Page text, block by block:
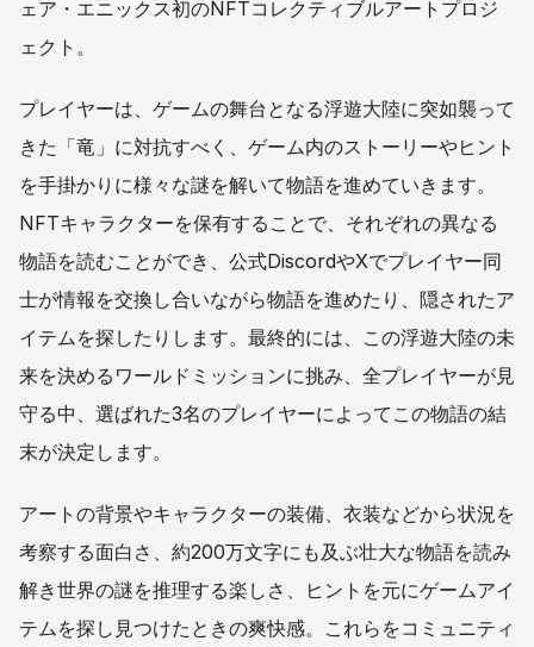
ェア・エニックス初のNFTコレクティブルアートプロジ
ェクト。
プレイヤーは、ゲームの舞台となる浮遊大陸に突如襲って
きた「竜」に対抗すべく、ゲーム内のストーリーやヒント
を手掛かりに様々な謎を解いて物語を進めていきます。
NFTキャラクターを保有することで、それぞれの異なる
物語を読むことができ、公式DiscordやXでプレイヤー同
士が情報を交換し合いながら物語を進めたり、隠されたア
イテムを探したりします。最終的には、この浮遊大陸の未
来を決めるワールドミッションに挑み、全プレイヤーが見
守る中、選ばれた3名のプレイヤーによってこの物語の結
末が決定します。
アートの背景やキャラクターの装備、衣装などから状況を
考察する面白さ、約200万文字にも及ぶ壮大な物語を読み
解き世界の謎を推理する楽しさ、ヒントを元にゲームアイ
テムを探し見つけたときの爽快感。これらをコミュニティ